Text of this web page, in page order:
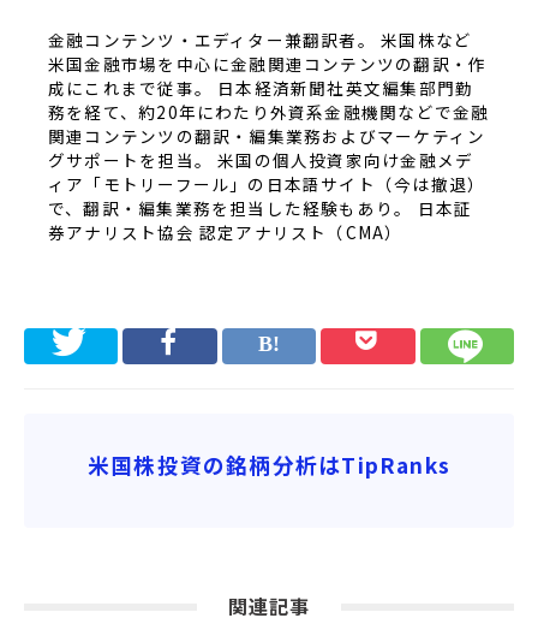
金融コンテンツ・エディター兼翻訳者。 米国株など
米国金融市場を中心に金融関連コンテンツの翻訳・作
成にこれまで従事。 日本経済新聞社英文編集部門勤
務を経て、約20年にわたり外資系金融機関などで金融
関連コンテンツの翻訳・編集業務およびマーケティン
グサポートを担当。 米国の個人投資家向け金融メデ
ィア「モトリーフール」の日本語サイト（今は撤退）
で、翻訳・編集業務を担当した経験もあり。 日本証
券アナリスト協会 認定アナリスト（CMA）
米国株投資の銘柄分析はTipRanks
関連記事